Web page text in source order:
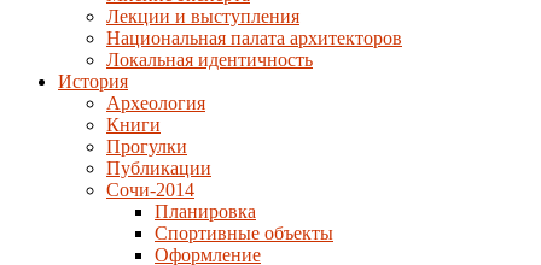
Лекции и выступления
Национальная палата архитекторов
Локальная идентичность
История
Археология
Книги
Прогулки
Публикации
Сочи-2014
Планировка
Спортивные объекты
Оформление